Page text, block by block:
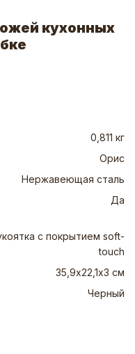
кухонных
0,811 кг
Орис
Нержавеющая сталь
Да
с покрытием soft-
touch
35,9х22,1х3 см
Черный